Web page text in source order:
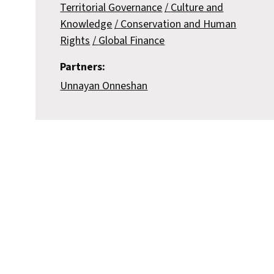
Territorial Governance Culture and
Knowledge Conservation and Human
Rights Global Finance
Partners:
Unnayan Onneshan